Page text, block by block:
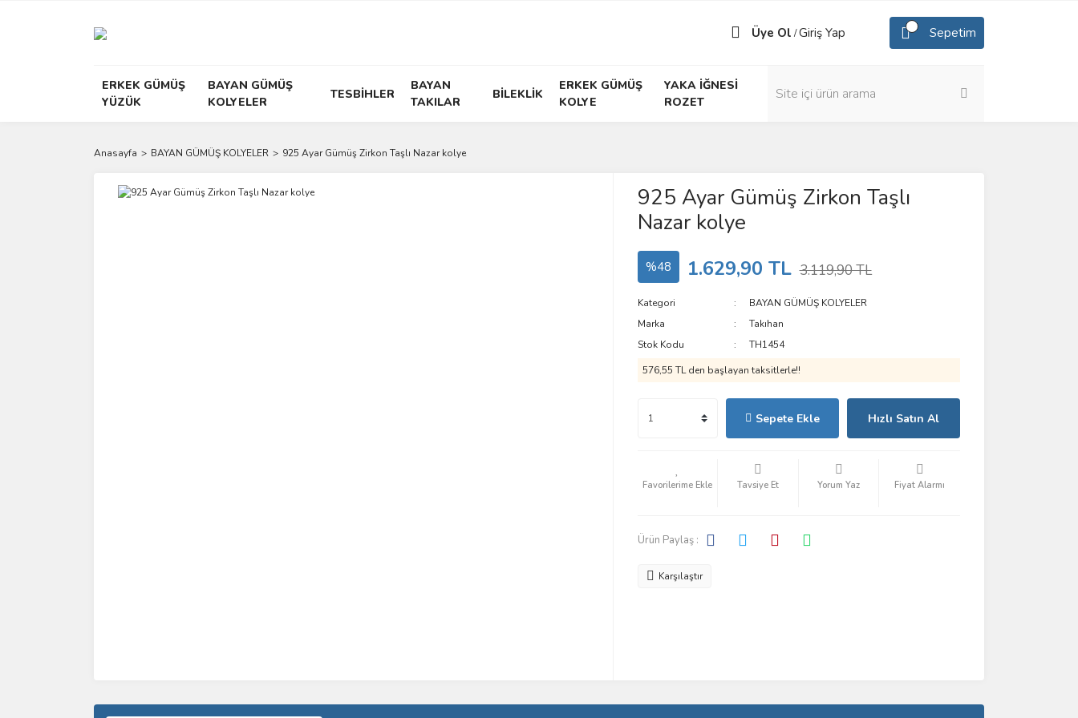
Üye Ol /Giriş Yap Sepetim
ERKEK GÜMÜŞ
YÜZÜK
BAYAN GÜMÜŞ
KOLYELER
TESBİHLER
BAYAN
TAKILAR
BİLEKLİK
ERKEK GÜMÜŞ
KOLYE
YAKA İĞNESİ
ROZET
Anasayfa BAYAN GÜMÜŞ KOLYELER 925 Ayar Gümüş Zirkon Taşlı Nazar kolye
925 Ayar Gümüş Zirkon Taşlı
Nazar kolye
%48 1.629,90 TL 3.119,90 TL
Kategori
BAYAN GÜMÜŞ KOLYELER
Marka
Takıhan
Stok Kodu
TH1454
576,55 TL den başlayan taksitlerle!!
Sepete Ekle Hızlı Satın Al
Tavsiye Et Yorum Yaz Fiyat Alarmı
Ürün Paylaş :
Karşılaştır